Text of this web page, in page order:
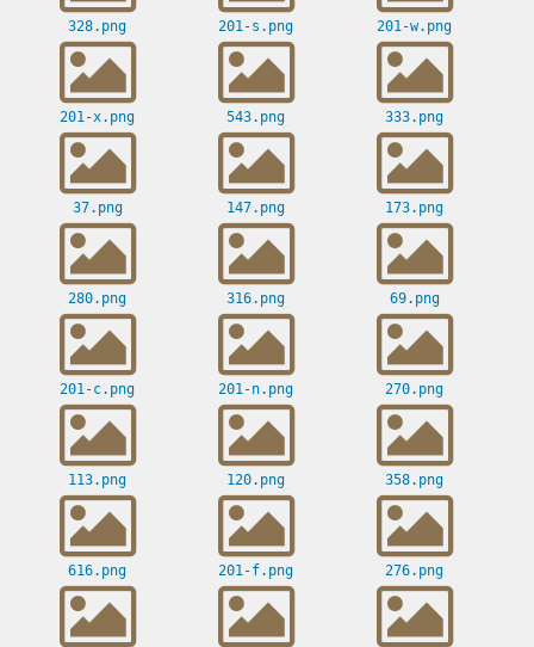
328.png 201-s.png 201-w.png
201-x.png 543.png 333.png
37.png 147.png 173.png
280.png 316.png 69.png
201-c.png 201-n.png 270.png
113.png 120.png 358.png
616.png 201-f.png 276.png